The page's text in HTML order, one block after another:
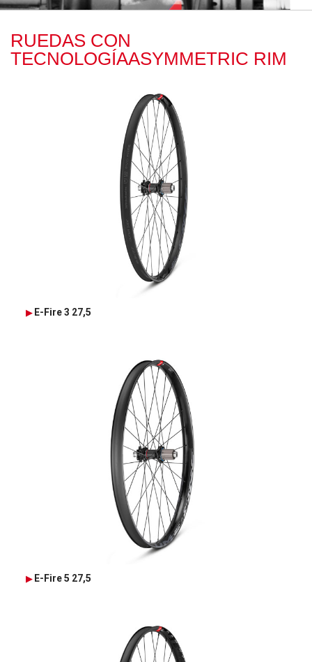
RUEDAS CON
TECNOLOGÍAASYMMETRIC RIM
E-Fire 3 27,5
E-Fire 5 27,5